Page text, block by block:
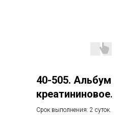
40-505.
креатининовое
соотношение
Срок выполнения: 2 суток.